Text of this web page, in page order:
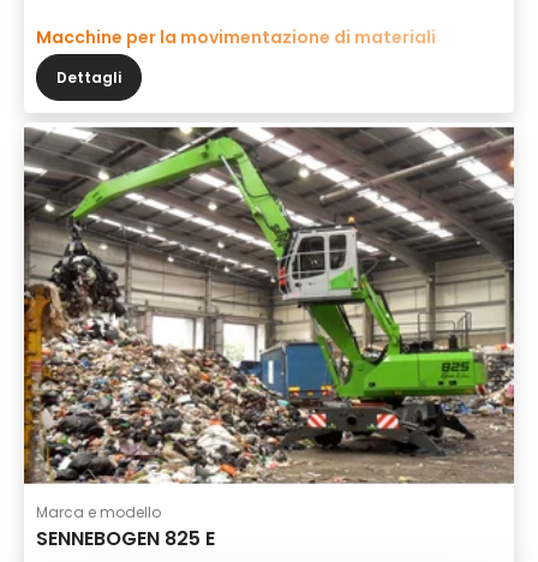
Macchine per la movimentazione di materiali
Dettagli
Marca e modello
SENNEBOGEN 825 E